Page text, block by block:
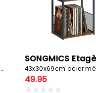
84.5x41.5x115.1cm panneau de particules blanc 43x30x69cm acier
49.95